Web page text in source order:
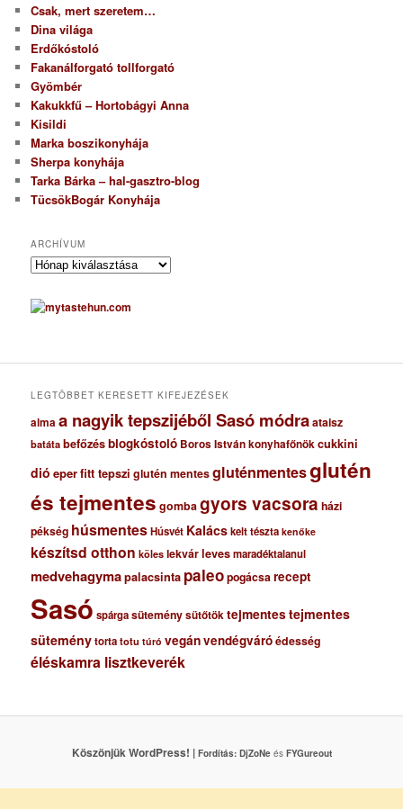
Csak, mert szeretem…
Dina világa
Erdőkóstoló
Fakanálforgató tollforgató
Gyömbér
Kakukkfű – Hortobágyi Anna
Kisildi
Marka boszikonyhája
Sherpa konyhája
Tarka Bárka – hal-gasztro-blog
TücsökBogár Konyhája
ARCHÍVUM
A
c
h
u
LEGTÖBBET KERESETT KIFEJEZÉSEK
almaa nagyik tepszijéből Sasó módraataisz
batáta befőzésblogkóstoló Boros István konyhafőnökcukkini
dió eperfitt tepszi glutén mentesgluténmentesglutén
és tejmentes gombagyors vacsora házi
pékség húsmentesHúsvét Kalácskelt tészta kenőke
készítsd otthon köles lekvárlevesmaradéktalanul
medvehagymapalacsinta paleopogácsarecept
Sasó spárgasüteménysütőtöktejmentestejmentes
süteménytorta totu túró vegánvendégváróédesség
éléskamra lisztkeverék
Köszönjük WordPress! | Fordítás: DjZoNeés FYGureout